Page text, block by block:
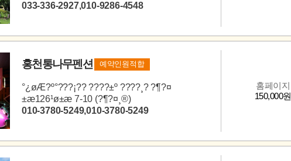
033-336-2927,010-9286-4548
홍천통나무펜션 예약인원적합
°­¿øÆ?º°???¡?? ????±º ????¸? ?¶?¤
±æ126¹ø±æ 7-10 (?¶?¤¸®)
010-3780-5249,010-3780-5249
홈페이지
150,000원